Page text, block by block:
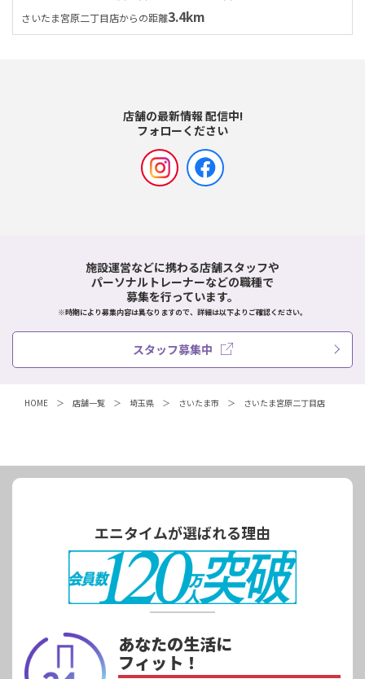
さいたま宮原二丁目店からの距離3.4km
店舗の最新情報 配信中!
フォローください
施設運営などに携わる店舗スタッフや
パーソナルトレーナーなどの職種で
募集を行っています。
※時期により募集内容は異なりますので、詳細は以下よりご確認ください。
スタッフ募集中
HOME 店舗一覧 埼玉県 さいたま市 さいたま宮原二丁目店
エニタイムが選ばれる理由
あなたの生活に
フィット！